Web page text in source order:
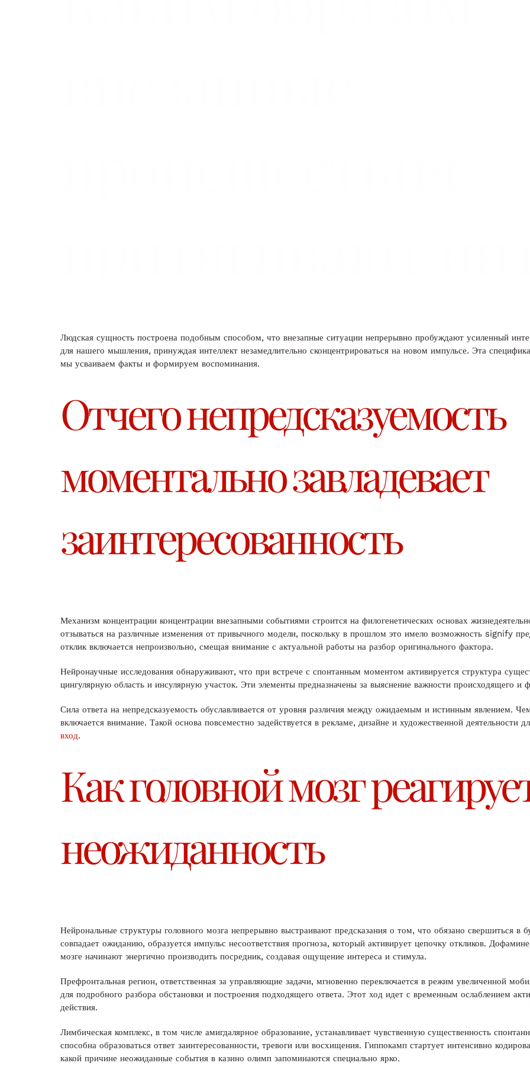
Людская сущность построена подобным способом, что внезапные ситуации непрерывно пробуждают усиленный
для нашего мышления, принуждая интеллект незамедлительно сконцентрироваться на новом импульсе. Эта
мы усваиваем факты и формируем воспоминания.
Отчего непредсказуемость
моментально завладевает
заинтересованность
Механизм концентрации концентрации внезапными событиями строится на филогенетических основах
отзываться на различные изменения от привычного модели, поскольку в прошлом это имело возможность signify
отклик включается непроизвольно, смещая внимание с актуальной работы на разбор оригинального фактора.
Нейронаучные исследования обнаруживают, что при встрече с спонтанным моментом активируется структура
цингулярную область и инсулярную участок. Эти элементы предназначены за выяснение важности происходящего
Сила ответа на непредсказуемость обуславливается от уровня различия между ожидаемым и истинным явлением.
включается внимание. Такой основа повсеместно задействуется в рекламе, дизайне и художественной
вход.
Как головной мозг
неожиданность
Нейрональные структуры головного мозга непрерывно выстраивают предсказания о том, что обязано свершиться
совпадает ожиданию, образуется импульс несоответствия прогноза, который активирует цепочку откликов.
мозге начинают энергично производить посредник, создавая ощущение интереса и стимула.
Префронтальная регион, ответственная за управляющие задачи, мгновенно переключается в режим увеличенной
для подробного разбора обстановки и построения подходящего ответа. Этот ход идет с временным ослаблением
действия.
Лимбическая комплекс, в том числе амигдалярное образование, устанавливает чувственную существенность
способна образоваться ответ заинтересованности, тревоги или восхищения. Гиппокамп стартует интенсивно
какой причине неожиданные события в казино олимп запоминаются специально ярко.